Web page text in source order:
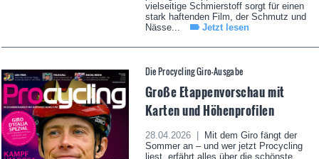
vielseitige Schmierstoff sorgt für einen
stark haftenden Film, der Schmutz und
Nässe...
Jetzt lesen
Die Procycling Giro-Ausgabe
Große Etappenvorschau mit
Karten und Höhenprofilen
28.04.2026 |
Mit dem Giro fängt der
Sommer an – und wer jetzt Procycling
liest, erfährt alles über die schönste